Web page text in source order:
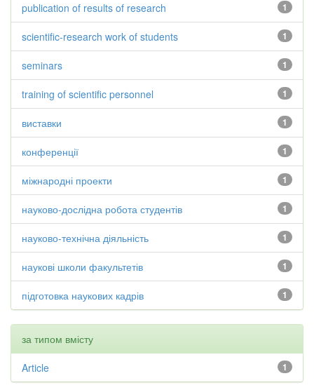
1
publication of results of research
1
scientific-research work of students
1
seminars
1
training of scientific personnel
1
виставки
1
конференції
1
міжнародні проекти
1
науково-дослідна робота студентів
1
науково-технічна діяльність
1
наукові школи факультетів
1
підготовка наукових кадрів
за типом вмісту
1
Article